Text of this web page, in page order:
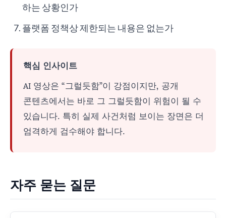
하는 상황인가
플랫폼 정책상 제한되는 내용은 없는가
핵심 인사이트
AI 영상은 “그럴듯함”이 강점이지만, 공개
콘텐츠에서는 바로 그 그럴듯함이 위험이 될 수
있습니다. 특히 실제 사건처럼 보이는 장면은 더
엄격하게 검수해야 합니다.
자주 묻는 질문